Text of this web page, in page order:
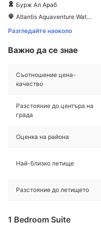
Бурж Ал Араб
Atlantis Aquaventure Waterpark
Разгледайте наоколо
Важно да се знае
Съотношение цена-
качество
Разстояние до центъра на
града
Оценка на района
Най-близко летище
Разстояние до летището
1 Bedroom Suite